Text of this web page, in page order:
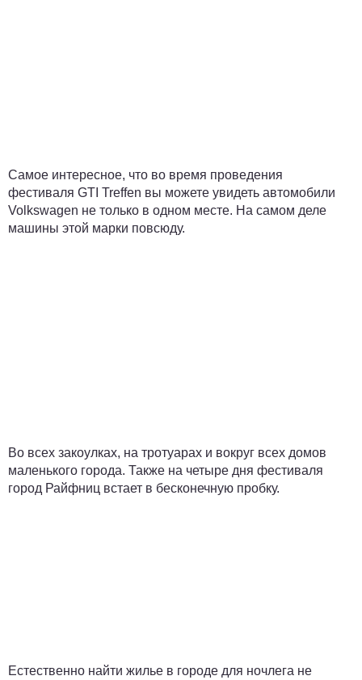
Самое интересное, что во время проведения
фестиваля GTI Treffen вы можете увидеть автомобили
Volkswagen не только в одном месте. На самом деле
машины этой марки повсюду.
Во всех закоулках, на тротуарах и вокруг всех домов
маленького города. Также на четыре дня фестиваля
город Райфниц встает в бесконечную пробку.
Естественно найти жилье в городе для ночлега не